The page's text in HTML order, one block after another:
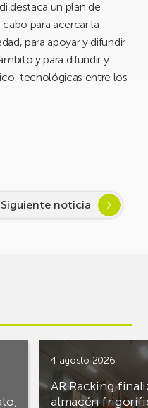
destaca un plan de
para acercar la
para apoyar y difundir
y para difundir y
tecnológicas entre los
Siguiente noticia
4 agosto 2026
AR Racking
almacén